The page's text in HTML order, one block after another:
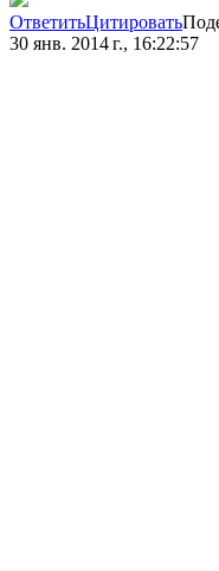
ОтветитьЦитировать
30 янв. 2014 г., 16:22:57